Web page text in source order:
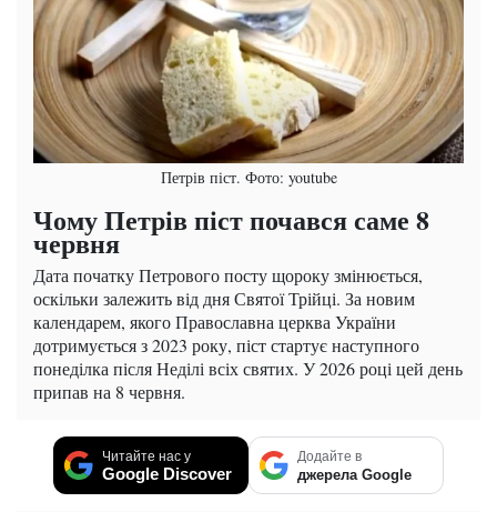
Петрів піст. Фото: youtube
Чому Петрів піст почався саме 8
червня
Дата початку Петрового посту щороку змінюється,
оскільки залежить від дня Святої Трійці. За новим
календарем, якого Православна церква України
дотримується з 2023 року, піст стартує наступного
понеділка після Неділі всіх святих. У 2026 році цей день
припав на 8 червня.
Читайте нас у
Google Discover
Додайте в
джерела Google